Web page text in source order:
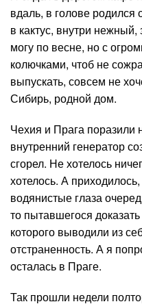
вдаль, в голове
в кактус, внутри
могу по весне, но с
колючками, чтоб не
выпускать, совсем не
Сибирь, родной дом.
Чехия и Прага поразили
внутренний генератор
сгорел. Не хотелось
хотелось. А
водянистые глаза
то пытавшегося
которого выводили из
отстраненность. А я
осталась в Праге.
Так прошли недели